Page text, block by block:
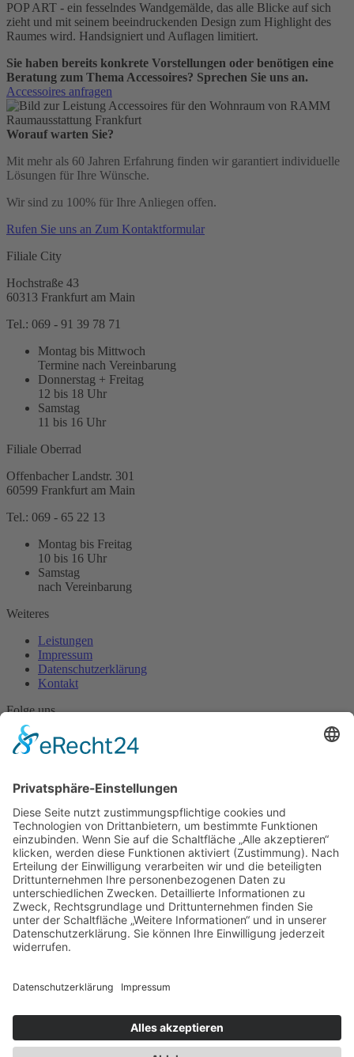
POP ART - ein fesselndes Wandgemälde, das alle Blicke auf sich
zieht und mit seinem beeindruckenden Design zum Highlight des
Raumes wird. Handsigniert und Auflagen limitiert.
Sie haben bereits konkrete Vorstellungen oder benötigen eine
Beratung zum Thema Accessoires? Sprechen Sie uns an.
Accessoires anfragen
Worauf warten Sie?
Mit mehr als 60 Jahren Erfahrung finden wir garantiert individuelle
Lösungen für Ihre Wünsche.
Wir sind zu 100% für Ihre Anliegen offen.
Rufen Sie uns an Zum Kontaktformular
Filiale City
Hochstraße 43
60313 Frankfurt am Main
Tel.: 069 - 91 39 78 71
Montag bis Mittwoch
Termine nach Vereinbarung
Donnerstag + Freitag
12 bis 18 Uhr
Samstag
11 bis 16 Uhr
Filiale Oberrad
Offenbacher Landstr. 301
60599 Frankfurt am Main
Tel.: 069 - 65 22 13
Montag bis Freitag
10 bis 16 Uhr
Samstag
nach Vereinbarung
Weiteres
Leistungen
Impressum
Datenschutzerklärung
Kontakt
Folge uns
2026© Raumgestaltung Tilo Ramm GmbH & Co. KG | Webdesign
by Webranking
×
×
×
×